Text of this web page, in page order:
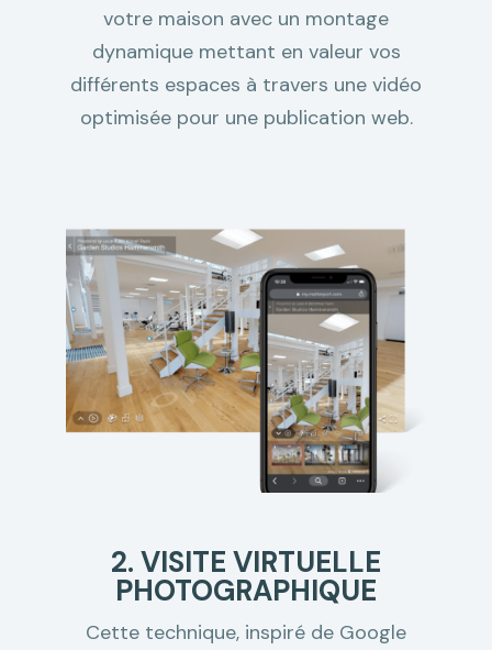
votre maison avec un montage
dynamique mettant en valeur vos
différents espaces à travers une vidéo
optimisée pour une publication web.
2. VISITE VIRTUELLE
PHOTOGRAPHIQUE
Cette technique, inspiré de Google